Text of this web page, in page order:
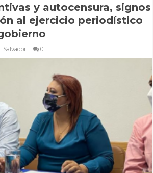
y autocensura, signos
al ejercicio periodístico
Salvador 0